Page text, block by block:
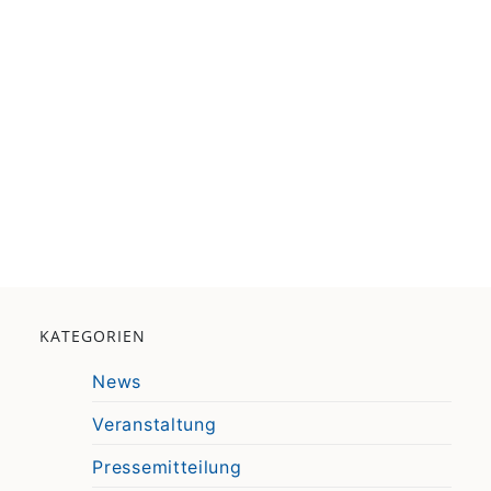
KATEGORIEN
News
Veranstaltung
Pressemitteilung